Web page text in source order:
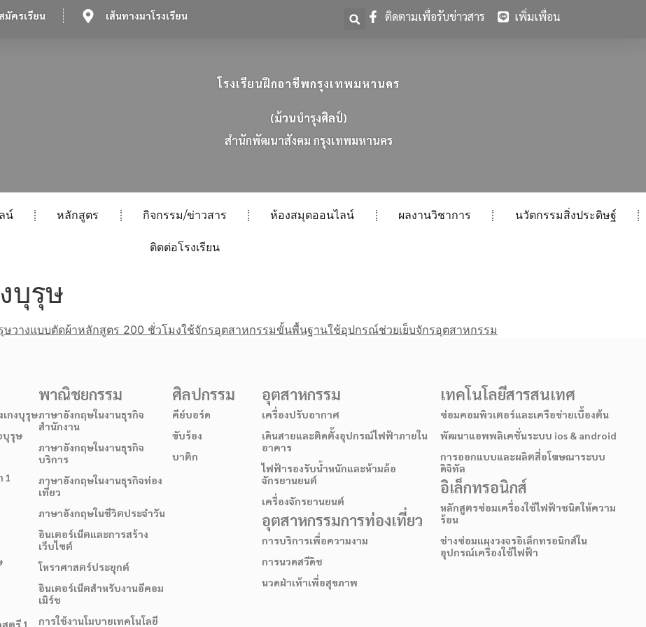
มัครเรียน เส้นทางมาโรงเรียน ติดตามเพื่อรับข่าวสาร เพิ่มเพื่อน
โรงเรียนฝึกอาชีพกรุงเทพมหานคร
(ม้วนบำรุงศิลป์)
สนกพฒนาสงคม กรงเทพมหานคร
น์ หลักสูตร กิจกรรม/ข่าวสาร ห้องสมุดออนไลน์ ผลงานวิชาการ นวัตกรรมสิ่งประดิษฐ์
ติดต่อโรงเรียน
บุรุษ
ษวางแบบตัดผ้าหลักสูตร 200 ชั่วโมงใช้จักรอุตสาหกรรมขั้นพื้นฐานใช้อุปกรณ์ช่วยเย็บจักรอุตสาหกรรม
กงบุรุษ
บุรุษ
1
ตรี 1
พาณิชยกรรม
ภาษาอังกฤษในงานธุรกิจ
สำนักงาน
ภาษาอังกฤษในงานธุรกิจ
บริการ
ภาษาอังกฤษในงานธุรกิจท่อง
เที่ยว
ภาษาอังกฤษในชีวิตประจำวัน
อินเตอร์เน็ตและการสร้าง
เว็บไซต์
โหราศาสตร์ประยุกต์
อินเตอร์เน็ตสำหรับงานอีคอม
เมิร์ช
การใช้งานโมบายเทคโนโลยี
ศิลปกรรม
คีย์บอร์ด
ขับร้อง
บาติก
อุตสาหกรรม
เครื่องปรับอากาศ
เดินสายและติดตั้งอุปกรณ์ไฟฟ้าภายใน
อาคาร
ไฟฟ้ารองรับน้ำหนักและห้ามล้อ
จักรยานยนต์
เครื่องจักรยานยนต์
อุตสาหกรรมการท่องเที่ยว
การบริการเพื่อความงาม
การนวดสวีดิช
นวดฝ่าเท้าเพื่อสุขภาพ
เทคโนโลยีสารสนเทศ
ซ่อมคอมพิวเตอร์และเครือข่ายเบื้องต้น
พัฒนาแอพพลิเคชั่นระบบ ios & android
การออกแบบและผลิตสื่อโฆษณาระบบ
ดิจิทัล
อิเล็กทรอนิกส์
หลักสูตรซ่อมเครื่องใช้ไฟฟ้าชนิดให้ความ
ร้อน
ช่างซ่อมแผงวงจรอิเล็กทรอนิกส์ใน
อุปกรณ์เครื่องใช้ไฟฟ้า